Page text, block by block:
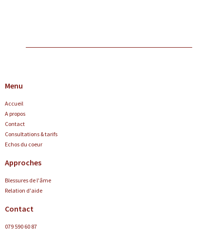
Menu
Accueil
A propos
Contact
Consultations & tarifs
Echos du coeur
Approches
Blessures de l'âme
Relation d'aide
Contact
079 590 60 87